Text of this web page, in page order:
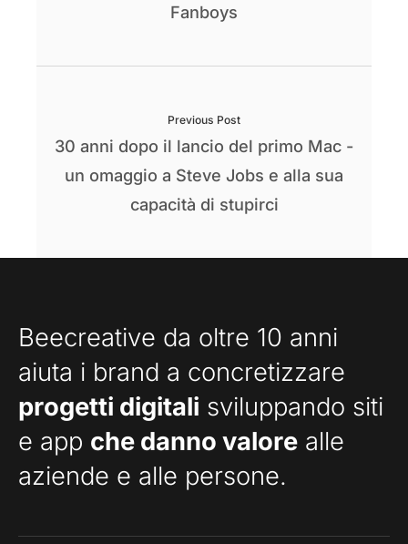
Fanboys
Previous Post
30 anni dopo il lancio del primo Mac -
un omaggio a Steve Jobs e alla sua
capacità di stupirci
Beecreative da oltre 10 anni
aiuta i brand a concretizzare
progetti digitali sviluppando siti
e app che danno valore alle
aziende e alle persone.